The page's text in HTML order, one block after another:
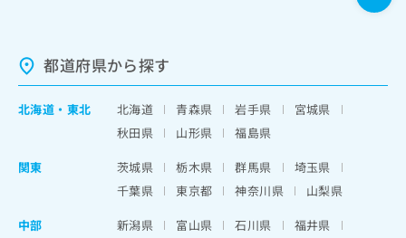
都道府県から探す
北海道 ・ 東北 北海道 青森県 岩手県
宮城県
秋田県
山形県
福島県
関東
茨城県 栃木県 群馬県
埼玉県
千葉県
東京都 神奈川県
山梨県
中部
新潟県 富山県 石川県
福井県